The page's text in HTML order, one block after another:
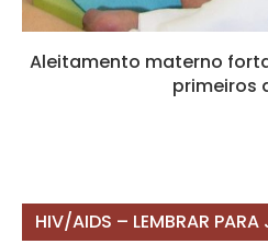
Aleitamento materno
primeiros
HIV/AIDS – LEMBRAR PARA